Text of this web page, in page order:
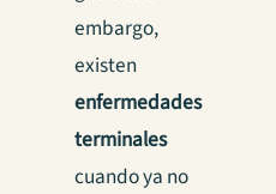
embargo,
existen
enfermedades
terminales
cuando ya no